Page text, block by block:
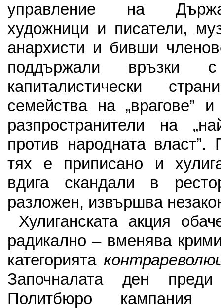
управление на
художници и писатели,
анархисти и бивши
поддържали връзки
капиталистически
семейства на „врагове”
разпространители на
против народната
тях е приписано и
вдига скандали в
разложен, извършва
Хулиганската акция
радикално – вменява
категорията
Започналата ден
Политбюро кампания